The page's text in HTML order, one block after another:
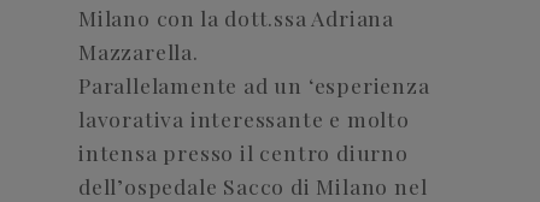
Milano con la dott.ssa Adriana
Mazzarella.
Parallelamente ad un ‘esperienza
lavorativa interessante e molto
intensa presso il centro diurno
dell’ospedale Sacco di Milano nel